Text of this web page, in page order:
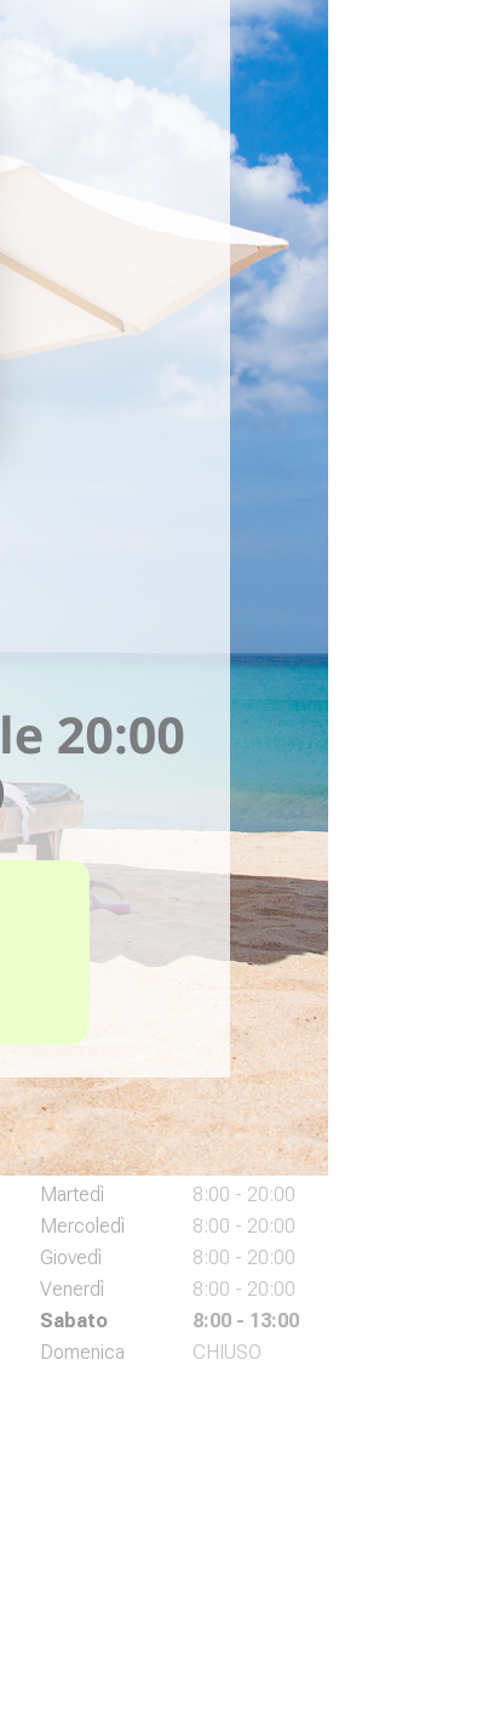
Chirurgia Generale
Diagnostica
Emergenza Covid19
Ortopedia
Sport & Benessere
Orari di apertura
Lunedì
8:00 - 20:00
Martedì
8:00 - 20:00
Mercoledì
8:00 - 20:00
Giovedì
8:00 - 20:00
Venerdì
8:00 - 20:00
Sabato
8:00 - 13:00
Domenica
CHIUSO